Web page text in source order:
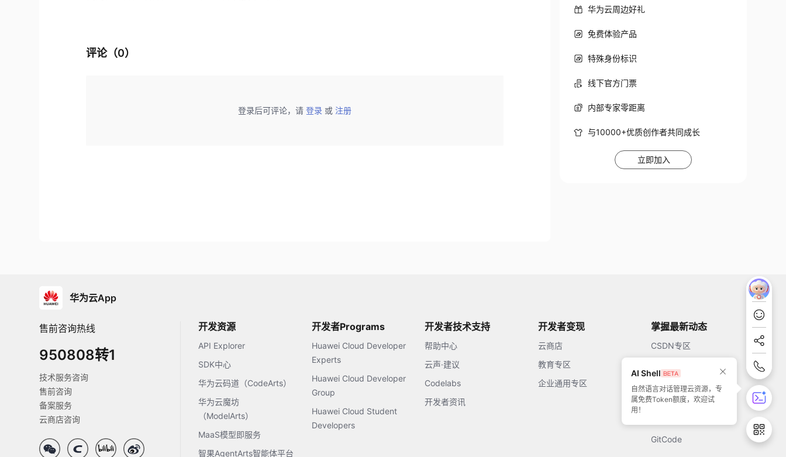
评论（0）
登录后可评论，请 登录 或 注册
华为云周边好礼
免费体验产品
特殊身份标识
线下官方门票
内部专家零距离
与10000+优质创作者共同成长
立即加入
AI Shell
自然语言对话管理云资源，专
属免费Token额度，欢迎试
用！
华为云App
售前咨询热线
950808转1
技术服务咨询
售前咨询
备案服务
云商店咨询
开发资源
API Explorer
SDK中心
华为云码道（CodeArts）
华为云魔坊
（ModelArts）
MaaS模型即服务
智果AgentArts智能体平台
开发者Programs
Huawei Cloud Developer
Experts
Huawei Cloud Developer
Group
Huawei Cloud Student
Developers
开发者技术支持
帮助中心
云声·建议
Codelabs
开发者资讯
开发者变现
云商店
教育专区
企业通用专区
掌握最新动态
CSDN专区
开源中国
51CTO
GitCode